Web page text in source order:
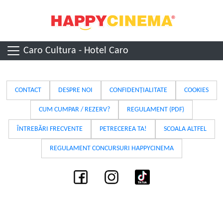
Caro Cultura - Hotel Caro
CONTACT DESPRE NOI CONFIDENȚIALITATE COOKIES
CUM CUMPAR / REZERV? REGULAMENT (PDF)
ÎNTREBĂRI FRECVENTE PETRECEREA TA! SCOALA ALTFEL
REGULAMENT CONCURSURI HAPPYCINEMA